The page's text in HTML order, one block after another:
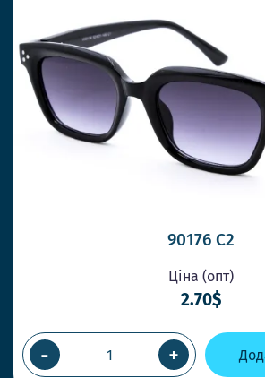
90176 C2
Ціна (опт)
2.70$
- +